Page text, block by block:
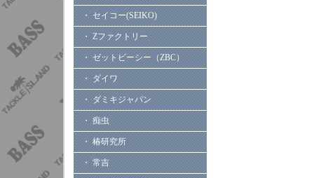
・ セイコー(SEIKO)
・ Zファクトリー
・ ゼットビーシー（ZBC）
・ ダイワ
・ ダミキジャパン
・ 痴虫
・ 椿研究所
・ 常吉